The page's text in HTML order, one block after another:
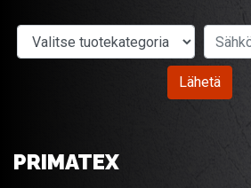
Valitse tuotekategoria
Lähetä
PRIMATEX